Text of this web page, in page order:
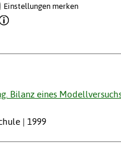
Einstellungen merken
Bilanz eines
| 1999